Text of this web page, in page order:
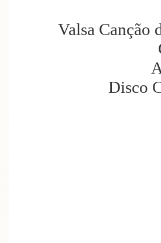
Valsa
Disco